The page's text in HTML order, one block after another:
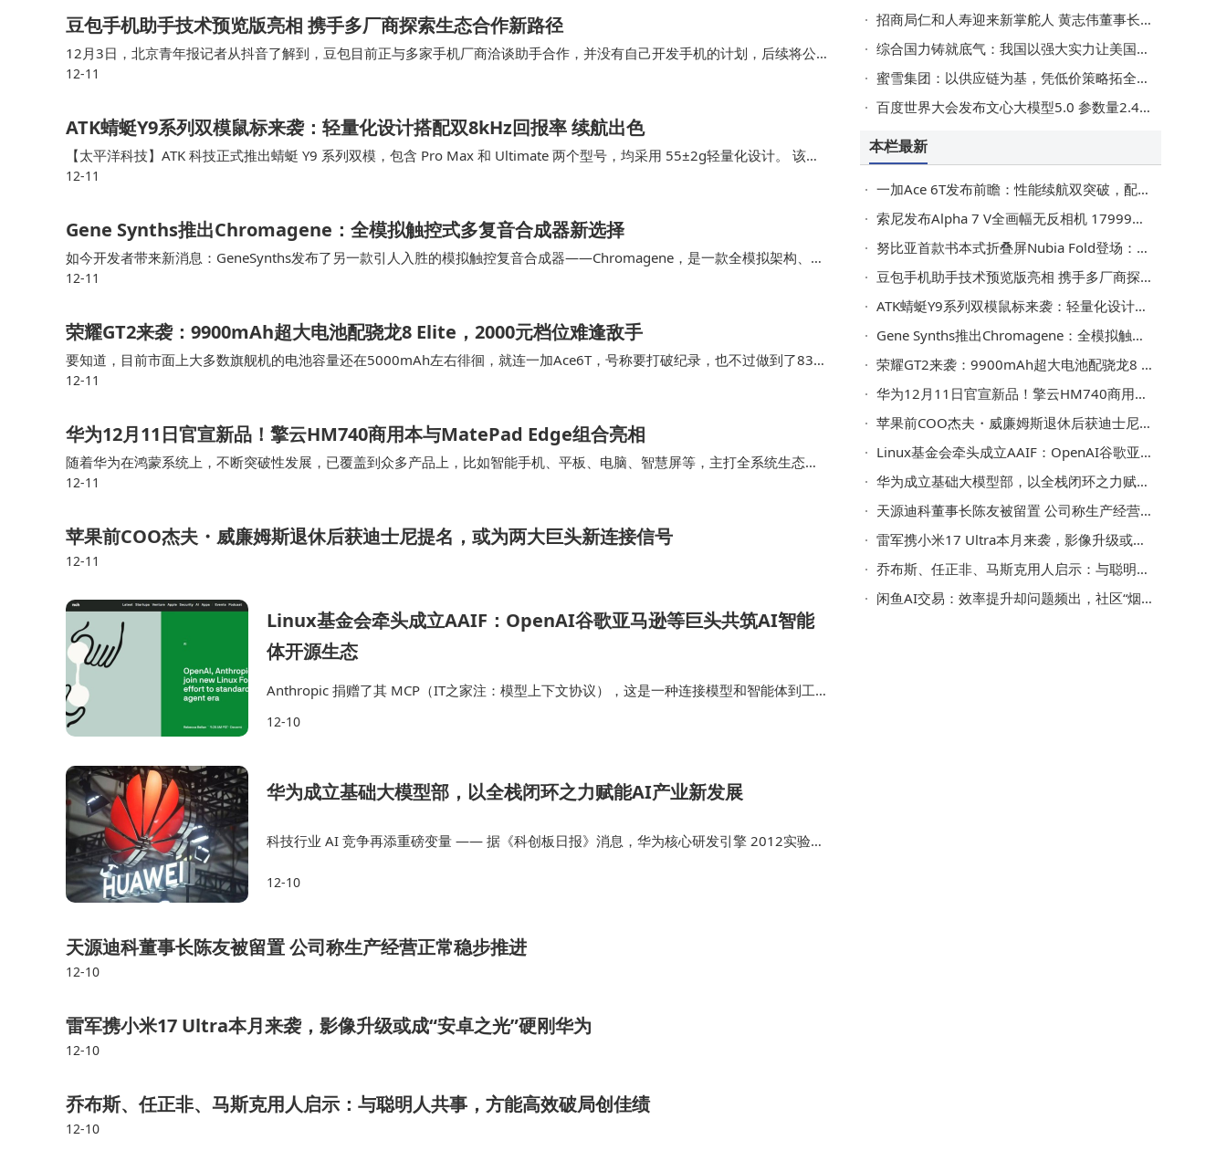
航与专业游戏体验于一身的新机，或将对中高端手机市场格局产生深远影响。
豆包手机助手技术预览版亮相 携手多厂商探索生态合作新路径
12月3日，北京青年报记者从抖音了解到，豆包目前正与多家手机厂商洽谈助手合作，并没有自己开发手机的计划，后续将公
布更多进展。基于豆包大模型的能力和手机厂商的授权，豆包手机助手能够为用户带来更方便的交互和更丰富…
12-11
ATK蜻蜓Y9系列双模鼠标来袭：轻量化设计搭配双8kHz回报率 续航出色
【太平洋科技】ATK 科技正式推出蜻蜓 Y9 系列双模，包含 Pro Max 和 Ultimate 两个型号，均采用 55±2g轻量化设计。 该系
列鼠标采用右手人体工学设计，鼠标两侧有引导槽，整体重量为…
12-11
Gene Synths推出Chromagene：全模拟触控式多复音合成器新选择
如今开发者带来新消息：GeneSynths发布了另一款引人入胜的模拟触控复音合成器——Chromagene，是一款全模拟架构、多
音色设计及创新的触控式演奏界面的新型多复音合成器。 其结构包含两个独立模块：第…
12-11
荣耀GT2来袭：9900mAh超大电池配骁龙8 Elite，2000元档位难逢敌手
要知道，目前市面上大多数旗舰机的电池容量还在5000mAh左右徘徊，就连一加Ace6T，号称要打破纪录，也不过做到了830
0mAh。当别人还在比谁充电快的时候，荣耀直接让你忘记充电器长什么样。接下来就看12…
12-11
华为12月11日官宣新品！擎云HM740商用本与MatePad Edge组合亮相
随着华为在鸿蒙系统上，不断突破性发展，已覆盖到众多产品上，比如智能手机、平板、电脑、智慧屏等，主打全系统生态发
展。在市场上，具备系统生态的品牌较少，主要是发展难度大，目前仅苹果、华为等品牌。在市场上，能够把平…
12-11
苹果前COO杰夫・威廉姆斯退休后获迪士尼提名，或为两大巨头新连接信号
12-11
Linux基金会牵头成立AAIF：OpenAI谷歌亚马逊等巨头共筑AI智能
体开源生态
Anthropic 捐赠了其 MCP（IT之家注：模型上下文协议），这是一种连接模型和智能体到工具
和数据的标准方式； Block 贡献了Goose 开源智能体框架； OpenAI 则带来了 AGENTS…
12-10
华为成立基础大模型部，以全栈闭环之力赋能AI产业新发展
科技行业 AI 竞争再添重磅变量 —— 据《科创板日报》消息，华为核心研发引擎 2012实验室
业、500 多个场景落地…
12-10
天源迪科董事长陈友被留置 公司称生产经营正常稳步推进
12-10
雷军携小米17 Ultra本月来袭，影像升级或成“安卓之光”硬刚华为
12-10
乔布斯、任正非、马斯克用人启示：与聪明人共事，方能高效破局创佳绩
12-10
招商局仁和人寿迎来新掌舵人 黄志伟董事长任职资格正式获批
综合国力铸就底气：我国以强大实力让美国关税讹诈终妥协
蜜雪集团：以供应链为基，凭低价策略拓全球千亿版图
百度世界大会发布文心大模型5.0 参数量2.4万亿能力达全球领先
本栏最新
一加Ace 6T发布前瞻：性能续航双突破，配置价格全揭秘
索尼发布Alpha 7 V全画幅无反相机 17999元起售 性能全面升级
努比亚首款书本式折叠屏Nubia Fold登场：骁龙8至尊+6560mAh大电池
豆包手机助手技术预览版亮相 携手多厂商探索生态合作新路径
ATK蜻蜓Y9系列双模鼠标来袭：轻量化设计搭配双8kHz回报率 续航出色
Gene Synths推出Chromagene：全模拟触控式多复音合成器新选择
荣耀GT2来袭：9900mAh超大电池配骁龙8 Elite，2000元档位难逢敌手
华为12月11日官宣新品！擎云HM740商用本与MatePad Edge组合亮相
苹果前COO杰夫・威廉姆斯退休后获迪士尼提名，或为两大巨头新连接信号
Linux基金会牵头成立AAIF：OpenAI谷歌亚马逊等巨头共筑AI智能体开源生态
华为成立基础大模型部，以全栈闭环之力赋能AI产业新发展
天源迪科董事长陈友被留置 公司称生产经营正常稳步推进
雷军携小米17 Ultra本月来袭，影像升级或成“安卓之光”硬刚华为
乔布斯、任正非、马斯克用人启示：与聪明人共事，方能高效破局创佳绩
闲鱼AI交易：效率提升却问题频出，社区“烟火气”能否留存？